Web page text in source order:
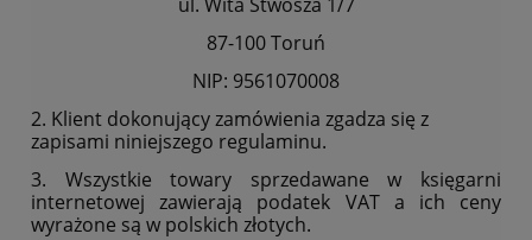
87-100 Toruń
NIP: 9561070008
2. Klient dokonujący zamówienia zgadza się z
zapisami niniejszego regulaminu.
3. Wszystkie towary sprzedawane w księgarni
internetowej zawierają podatek VAT a ich ceny
wyrażone są w polskich złotych.